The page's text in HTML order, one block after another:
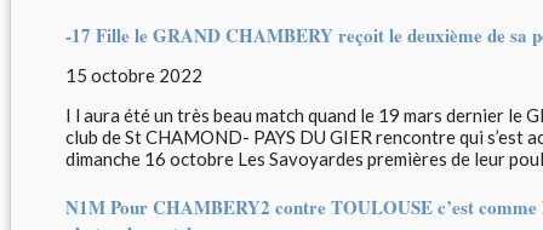
-17 Fille le GRAND CHAMBERY reçoit le deuxième de sa
15 octobre 2022
I l aura été un très beau match quand le 19 mars dernier le
club de St CHAMOND- PAYS DU GIER rencontre qui s’est
dimanche 16 octobre Les Savoyardes premières de leur
N1M Pour CHAMBERY2 contre TOULOUSE c’est comme